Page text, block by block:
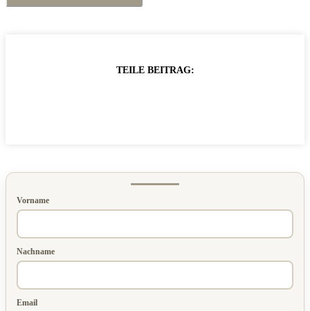
TEILE BEITRAG:
Vorname
Nachname
Email